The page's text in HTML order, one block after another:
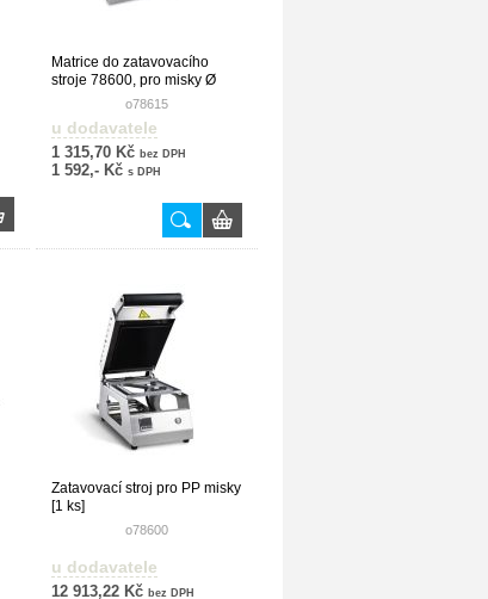
Matrice do zatavovacího
stroje 78600, pro misky Ø
127 mm [1 ks]o78615
u dodavatele
1 315,70 Kč bez DPH
1 592,- Kč s DPH
Zatavovací stroj pro PP misky
[1 ks]
o78600
u dodavatele
12 913,22 Kč bez DPH